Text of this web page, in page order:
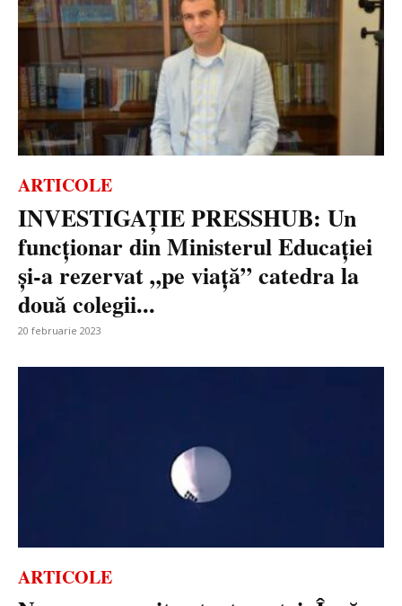
ARTICOLE
INVESTIGAȚIE PRESSHUB: Un
funcționar din Ministerul Educației
și-a rezervat „pe viață” catedra la
două colegii...
20 februarie 2023
ARTICOLE